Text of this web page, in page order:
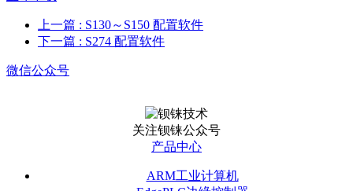
上一篇 : S130～S150 配置软件
下一篇 : S274 配置软件
微信公众号
关注钡铼公众号
产品中心
ARM工业计算机